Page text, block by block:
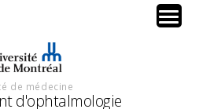
de médecine
d'ophtalmologie